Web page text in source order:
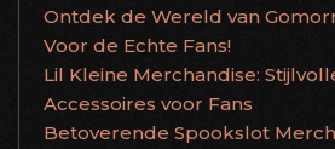
Ontdek de Wereld van
Voor de Echte Fans!
Lil Kleine Merchandise:
Accessoires voor Fans
Betoverende Spookslot